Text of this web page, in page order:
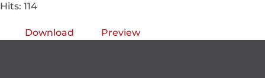
Hits: 114
Download Preview